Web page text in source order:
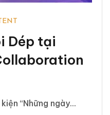
Dép tại
“Những ngày...